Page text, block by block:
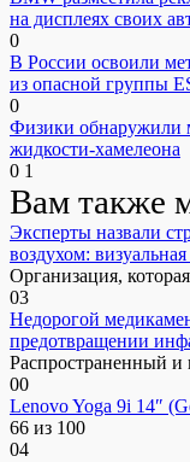
на дисплеях своих
0
В России освоили
из опасной группы
0
Физики обнаружили
жидкости-хамелеона
0 1
Вам также
Эксперты назвали
воздухом: визуальная
Организация,
03
Недорогой
предотвращении
Распространенный
00
Lenovo Yoga 9i 14″
66 из 100
04